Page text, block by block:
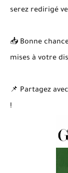
serez redirigé
📥 Bonne
mises à votre
📌 Partagez
!